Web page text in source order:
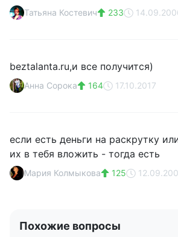
Татьяна Костевич 233
beztalanta.ru,и все получится)
Анна Сорока 164 17.10.2017
если есть деньги на раскрутку
их в тебя вложить - тогда есть
Мария Колмыкова 125
Похожие вопросы